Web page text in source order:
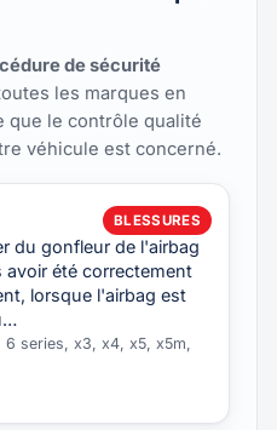
de sécurité
les marques en
le contrôle qualité
véhicule est concerné.
BLESSURES
du gonfleur de l'airbag
été correctement
lorsque l'airbag est
series, x3, x4, x5, x5m,